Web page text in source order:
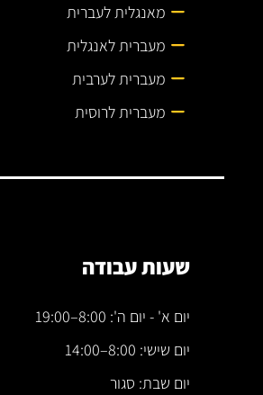
מאנגלית לעברית
מעברית לאנגלית
מעברית לערבית
מעברית לרוסית
שעות עבודה
יום א' - יום ה': 8:00–19:00
יום שישי: 8:00–14:00
יום שבת: סגור